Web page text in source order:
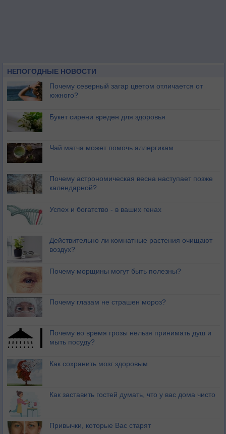
НЕПОГОДНЫЕ НОВОСТИ
Почему северный загар цветом отличается от
южного?
Букет сирени вреден для здоровья
Чай матча может помочь аллергикам
Почему астрономическая весна наступает позже
календарной?
Успех и богатство - в ваших генах
Действительно ли комнатные растения очищают
воздух?
Почему морщины могут быть полезны?
Почему глазам не страшен мороз?
Почему во время грозы нельзя принимать душ и
мыть посуду?
Как сохранить мозг здоровым
Как заставить гостей думать, что у вас дома чисто
Привычки, которые Вас старят